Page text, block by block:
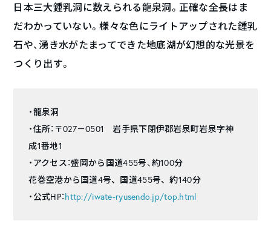
日本三大鍾乳洞に数えられる龍泉洞。正確な全長はま
だわかっていない。様々な色にライトアップされた鍾乳
石や、湧き水がたまってできた地底湖が幻想的な光景を
つくり出す。
・龍泉洞
・住所： 〒027－0501 岩手県下閉伊郡岩泉町岩泉字神
成1番地1
・アクセス：盛岡から国道455号、約100分
花巻空港から国道4号、国道455号、約140分
・公式HP：http://iwate-ryusendo.jp/top.html